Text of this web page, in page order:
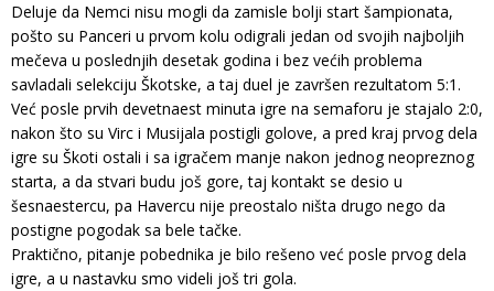
Deluje da Nemci nisu mogli da zamisle bolji start šampionata,
pošto su Panceri u prvom kolu odigrali jedan od svojih najboljih
mečeva u poslednjih desetak godina i bez većih problema
savladali selekciju Škotske, a taj duel je završen rezultatom 5:1.
Već posle prvih devetnaest minuta igre na semaforu je stajalo 2:0,
nakon što su Virc i Musijala postigli golove, a pred kraj prvog dela
igre su Škoti ostali i sa igračem manje nakon jednog neopreznog
starta, a da stvari budu još gore, taj kontakt se desio u
šesnaestercu, pa Havercu nije preostalo ništa drugo nego da
postigne pogodak sa bele tačke.
Praktično, pitanje pobednika je bilo rešeno već posle prvog dela
igre, a u nastavku smo videli još tri gola.